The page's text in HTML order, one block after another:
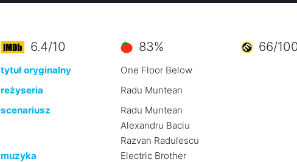
6.4/10 83% 66/
tytuł oryginalny
One Floor Below
reżyseria
Radu Muntean
scenariusz
Radu Muntean
Alexandru Baciu
Razvan Radulescu
muzyka
Electric Brother